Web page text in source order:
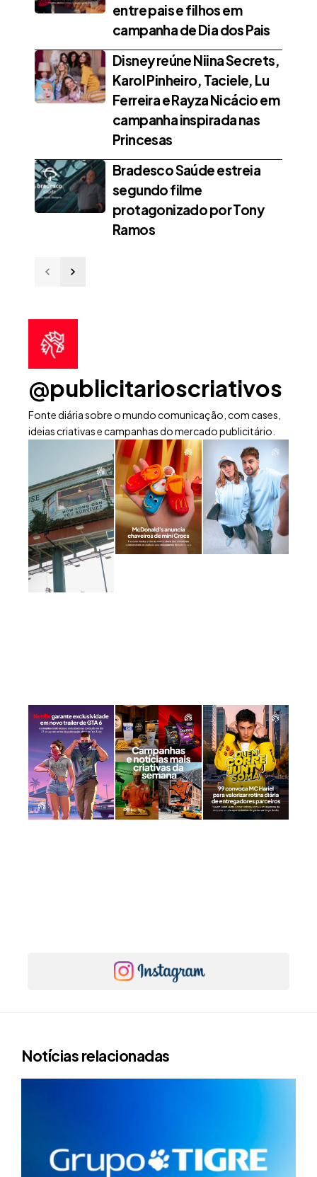
entre pais e filhos em
campanha de Dia dos Pais
Disney reúne Niina Secrets,
Karol Pinheiro, Taciele, Lu
Ferreira e Rayza Nicácio em
campanha inspirada nas
Princesas
Bradesco Saúde estreia
segundo filme
protagonizado por Tony
Ramos
@publicitarioscriativos
Fonte diária sobre o mundo comunicação, com cases,
ideias criativas e campanhas do mercado publicitário.
Notícias relacionadas